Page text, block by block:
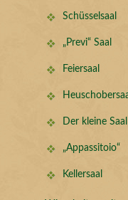
Schüsselsaal
„Previ“ Saal
Feiersaal
Der kleine Saal
„Appassitoio“
Kellersaal